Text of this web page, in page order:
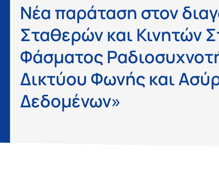
Νέα παράταση στον
Σταθερών και Κινητών
Φάσματος
Δικτύου Φωνής και
Δεδομένων»